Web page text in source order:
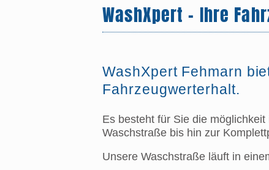
WashXpert - Ihre
WashXpert Fehmarn
Fahrzeugwerterhalt.
Es besteht für Sie die
Waschstraße bis hin zur
Unsere Waschstraße läuft in